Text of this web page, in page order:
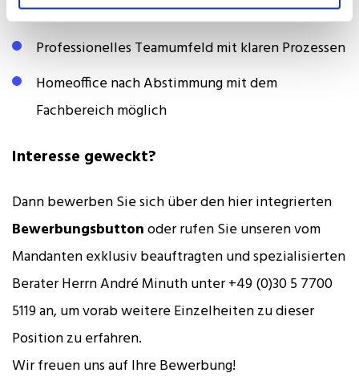
Zusammenarbeit
Professionelles Teamumfeld mit klaren Prozessen
Homeoffice nach Abstimmung mit dem
Fachbereich möglich
Interesse geweckt?
Dann bewerben Sie sich über den hier integrierten
Bewerbungsbuttonoder rufen Sie unseren vom
Mandanten exklusiv beauftragten und spezialisierten
Berater Herrn André Minuth unter +49 (0)30 5 7700
5119 an, um vorab weitere Einzelheiten zu dieser
Position zu erfahren.
Wir freuen uns auf Ihre Bewerbung!